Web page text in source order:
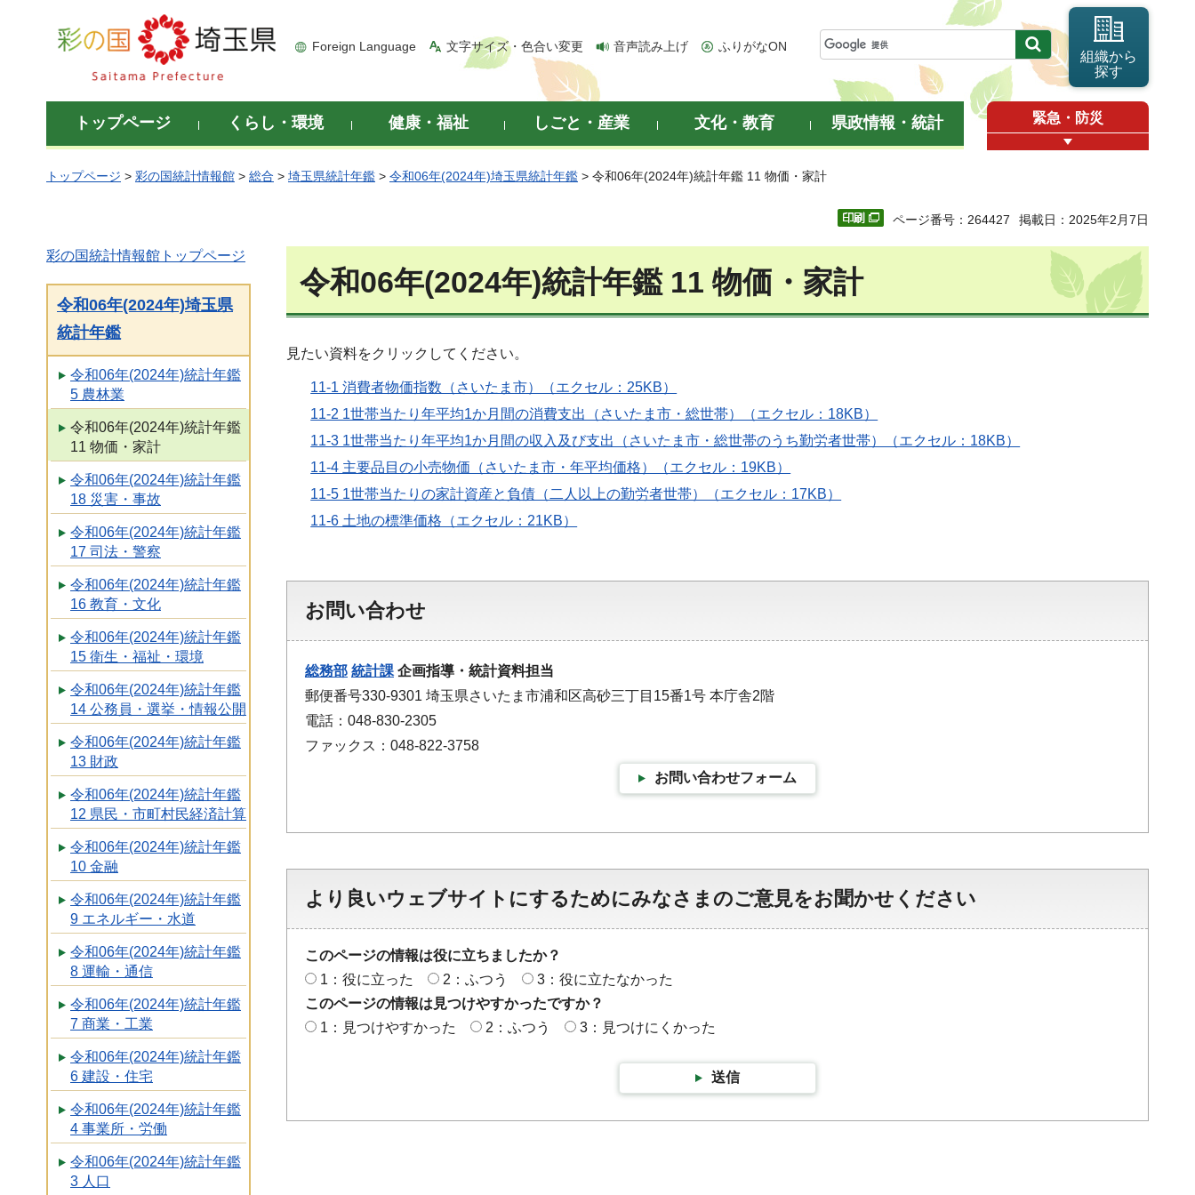
彩の国 埼玉県
Foreign Language 文字サイズ・色合い変更 音声読み上げ ふりがなON
組織から
探す
トップページ くらし・環境 健康・福祉 しごと・産業 文化・教育 県政情報・統計 緊急・防災
トップページ > 彩の国統計情報館 > 総合 > 埼玉県統計年鑑 > 令和06年(2024年)埼玉県統計年鑑 > 令和06年(2024年)統計年鑑 11 物価・家計
ページ番号：264427 掲載日：2025年2月7日
彩の国統計情報館トップページ
令和06年(2024年)埼玉県
統計年鑑
令和06年(2024年)統計年鑑
5 農林業
令和06年(2024年)統計年鑑
11 物価・家計
令和06年(2024年)統計年鑑
18 災害・事故
令和06年(2024年)統計年鑑
17 司法・警察
令和06年(2024年)統計年鑑
16 教育・文化
令和06年(2024年)統計年鑑
15 衛生・福祉・環境
令和06年(2024年)統計年鑑
14 公務員・選挙・情報公開
令和06年(2024年)統計年鑑
13 財政
令和06年(2024年)統計年鑑
12 県民・市町村民経済計算
令和06年(2024年)統計年鑑
10 金融
令和06年(2024年)統計年鑑
9 エネルギー・水道
令和06年(2024年)統計年鑑
8 運輸・通信
令和06年(2024年)統計年鑑
7 商業・工業
令和06年(2024年)統計年鑑
6 建設・住宅
令和06年(2024年)統計年鑑
4 事業所・労働
令和06年(2024年)統計年鑑
3 人口
令和06年(2024年)統計年鑑 11 物価・家計
見たい資料をクリックしてください。
11-1 消費者物価指数（さいたま市）（エクセル：25KB）
11-2 1世帯当たり年平均1か月間の消費支出（さいたま市・総世帯）（エクセル：18KB）
11-3 1世帯当たり年平均1か月間の収入及び支出（さいたま市・総世帯のうち勤労者世帯）（エクセル：18KB）
11-4 主要品目の小売物価（さいたま市・年平均価格）（エクセル：19KB）
11-5 1世帯当たりの家計資産と負債（二人以上の勤労者世帯）（エクセル：17KB）
11-6 土地の標準価格（エクセル：21KB）
お問い合わせ
総務部 統計課 企画指導・統計資料担当
郵便番号330-9301 埼玉県さいたま市浦和区高砂三丁目15番1号 本庁舎2階
電話：048-830-2305
ファックス：048-822-3758
お問い合わせフォーム
より良いウェブサイトにするためにみなさまのご意見をお聞かせください
このページの情報は役に立ちましたか？
1：役に立った
2：ふつう
3：役に立たなかった
このページの情報は見つけやすかったですか？
1：見つけやすかった
2：ふつう 3：見つけにくかった
送信